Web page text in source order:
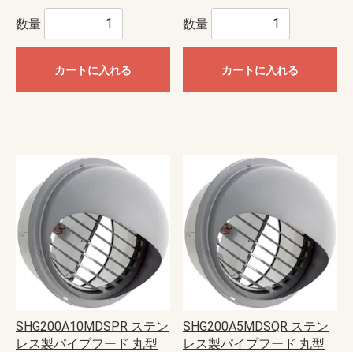
数量
カートに入れる
数量
カートに入れる
SHG200A10MDSPR ステン
レス製パイプフード 丸型
SHG200A5MDSQR ステン
レス製パイプフード 丸型